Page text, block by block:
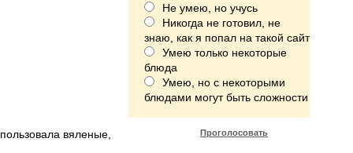
вяленые,
Не умею, но учусь
Никогда не готовил, не
знаю, как я попал на такой сайт
Умею только некоторые
блюда
Умею, но с некоторыми
блюдами могут быть сложности
Проголосовать